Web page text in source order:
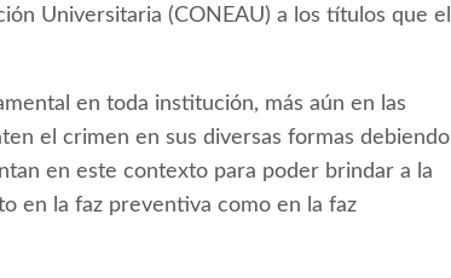
Universitaria (CONEAU) a los títulos que el
en toda institución, más aún en las
el crimen en sus diversas formas debiendo
en este contexto para poder brindar a la
en la faz preventiva como en la faz